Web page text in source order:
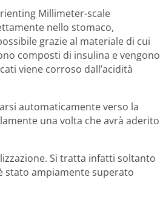
Millimeter-scale
nello stomaco,
grazie al materiale di cui
composti di insulina e vengono
viene corroso dall’acidità
automaticamente verso la
una volta che avrà aderito
Si tratta infatti soltanto
stato ampiamente superato